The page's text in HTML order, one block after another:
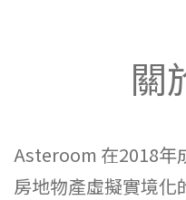
關
Asteroom 在2018年
房地物產虛擬實境化